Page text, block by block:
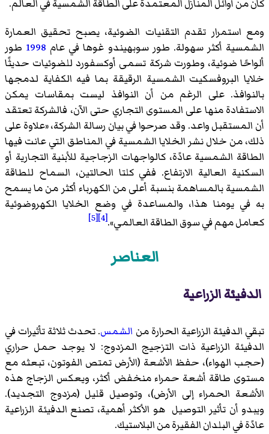
كان من أوائل المنازل المعتمدة على الطاقة الشمسية في العالم.
ومع استمرار تقدم التقنيات الضوئية، يصبح تحقيق العمارة
الشمسية أكثر سهولة. طور سوبهيندو غوها في عام 1998 طور
ألواحًا ضوئية، وطورت شركة تسمى أوكسفورد للضوئيات حديثًا
خلايا البروفسكيت الشمسية الرقيقة بما فيه الكفاية لدمجها
بالنوافذ. على الرغم من أن النوافذ ليست بمقاسات يمكن
الاستفادة منها على المستوى التجاري حتى الآن، فالشركة تعتقد
أن المستقبل واعد. وقد صرحوا في بيان رسالة الشركة، «علاوة على
ذلك، من خلال نشر الخلايا الشمسية في المناطق التي عانت فيها
الطاقة الشمسية عادًة، كالواجهات الزجاجية للأبنية التجارية أو
السكنية العالية الارتفاع. ففي كلتا الحالتين، السماح للطاقة
الشمسية بالمساهمة بنسبة أعلى من الكهرباء أكثر من ما يسمح
به في يومنا هذا، والمساعدة في وضع الخلايا الكهروضوئية
كعامل مهم في سوق الطاقة العالمي».[4]
[5]
العناصر
الدفيئة الزراعية
تبقي الدفيئة الزراعية الحرارة من الشمس. تحدث ثلاثة تأثيرات في
الدفيئة الزراعية ذات التزجيج المزدوج: لا يوجد حمل حراري
(حجب الهواء)، حفظ الأشعة (الأرض تمتص الفوتون، تبعثه مع
مستوى طاقة أشعة حمراء منخفض أكثر، ويعكس الزجاج هذه
الأشعة الحمراء إلى الأرض)، وتوصيل قليل (مزدوج التجديد).
ويبدو أن تأثير التوصيل هو الأكثر أهمية، تصنع الدفيئة الزراعية
عادًة في البلدان الفقيرة من البلاستيك.